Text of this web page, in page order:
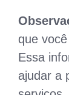
que
Essa
ajudar a